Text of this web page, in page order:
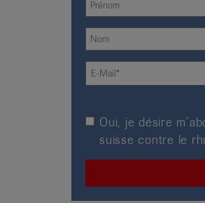
Oui, je désire
suisse contre le